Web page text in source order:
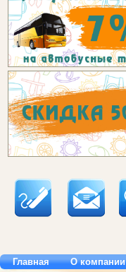
Главная О компании